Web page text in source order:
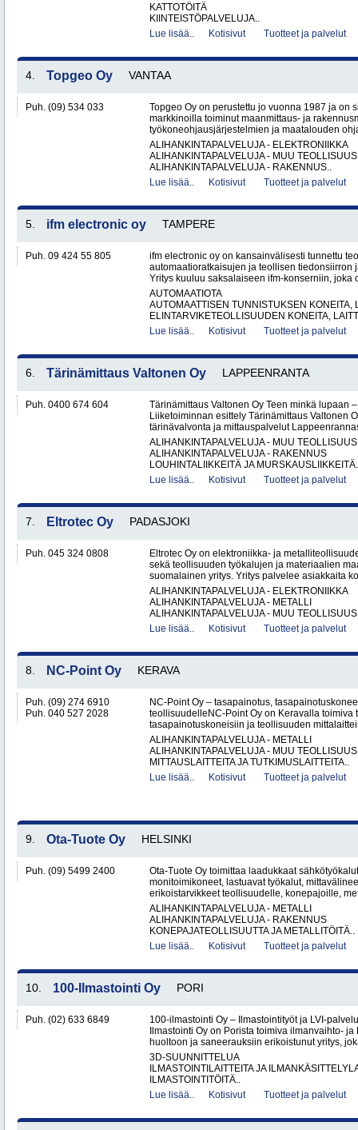
KATTOTÖITÄ
KIINTEISTÖPALVELUJA..
Lue lisää..
Kotisivut Tuotteet ja palvelut
4. Topgeo Oy VANTAA
Puh. (09) 534 033
Topgeo Oy on perustettu jo vuonna 1987 ja on
markkinoilla toiminut maanmittaus- ja
työkoneohjausjärjestelmien ja maatalouden
ALIHANKINTAPALVELUJA - ELEKTRONIIKKA
ALIHANKINTAPALVELUJA - MUU TEOLLISUUS
ALIHANKINTAPALVELUJA - RAKENNUS..
Lue lisää..
Kotisivut Tuotteet ja palvelut
5. ifm electronic oy TAMPERE
Puh. 09 424 55 805
ifm electronic oy on kansainvälisesti tunnettu
automaatioratkaisujen ja teollisen tiedonsiirron
Yritys kuuluu saksalaiseen ifm-konserniin, joka
AUTOMAATIOTA
AUTOMAATTISEN TUNNISTUKSEN KONEITA,
ELINTARVIKETEOLLISUUDEN KONEITA,
Lue lisää..
Kotisivut Tuotteet ja palvelut
6. Tärinämittaus Valtonen Oy LAPPEENRANTA
Puh. 0400 674 604
Tärinämittaus Valtonen Oy Teen minkä lupaan
Liiketoiminnan esittely Tärinämittaus Valtonen
tärinävalvonta ja mittauspalvelut
ALIHANKINTAPALVELUJA - MUU TEOLLISUUS
ALIHANKINTAPALVELUJA - RAKENNUS
LOUHINTALIIKKEITÄ JA
Lue lisää..
Kotisivut Tuotteet ja palvelut
7. Eltrotec Oy PADASJOKI
Puh. 045 324 0808
Eltrotec Oy on elektroniikka- ja
sekä teollisuuden työkalujen ja materiaalien
suomalainen yritys. Yritys palvelee asiakkaita
ALIHANKINTAPALVELUJA - ELEKTRONIIKKA
ALIHANKINTAPALVELUJA - METALLI
ALIHANKINTAPALVELUJA - MUU
Lue lisää..
Kotisivut Tuotteet ja palvelut
8. NC-Point Oy KERAVA
Puh. (09) 274 6910
Puh. 040 527 2028
NC-Point Oy – tasapainotus,
teollisuudelleNC-Point Oy on Keravalla toimiva
tasapainotuskoneisiin ja teollisuuden
ALIHANKINTAPALVELUJA - METALLI
ALIHANKINTAPALVELUJA - MUU TEOLLISUUS
MITTAUSLAITTEITA JA TUTKIMUSLAITTEITA..
Lue lisää..
Kotisivut Tuotteet ja palvelut
9. Ota-Tuote Oy HELSINKI
Puh. (09) 5499 2400
Ota-Tuote Oy toimittaa laadukkaat
monitoimikoneet, lastuavat työkalut,
erikoistarvikkeet teollisuudelle, konepajoille,
ALIHANKINTAPALVELUJA - METALLI
ALIHANKINTAPALVELUJA - RAKENNUS
KONEPAJATEOLLISUUTTA JA METALLITÖITÄ..
Lue lisää..
Kotisivut Tuotteet ja palvelut
10. 100-Ilmastointi Oy PORI
Puh. (02) 633 6849
100-ilmastointi Oy – Ilmastointityöt ja LVI-
Ilmastointi Oy on Porista toimiva ilmanvaihto-
huoltoon ja saneerauksiin erikoistunut yritys,
3D-SUUNNITTELUA
ILMASTOINTILAITTEITA JA
ILMASTOINTITÖITÄ..
Lue lisää..
Kotisivut Tuotteet ja palvelut